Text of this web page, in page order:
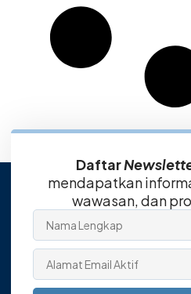
Daftar
mendapatkan
wawasan, dan